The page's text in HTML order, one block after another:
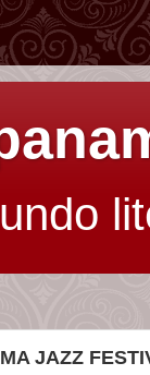
JAZZ